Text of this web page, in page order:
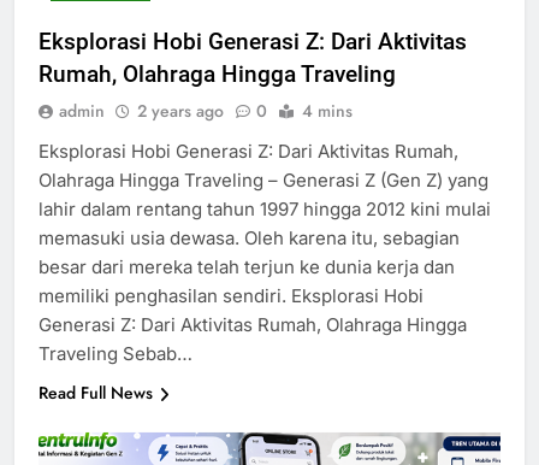
Eksplorasi Hobi Generasi Z: Dari Aktivitas
Rumah, Olahraga Hingga Traveling
admin 2 years ago 0 4 mins
Eksplorasi Hobi Generasi Z: Dari Aktivitas Rumah,
Olahraga Hingga Traveling – Generasi Z (Gen Z) yang
lahir dalam rentang tahun 1997 hingga 2012 kini mulai
memasuki usia dewasa. Oleh karena itu, sebagian
besar dari mereka telah terjun ke dunia kerja dan
memiliki penghasilan sendiri. Eksplorasi Hobi
Generasi Z: Dari Aktivitas Rumah, Olahraga Hingga
Traveling Sebab…
Read Full News